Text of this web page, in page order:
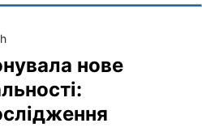
нове